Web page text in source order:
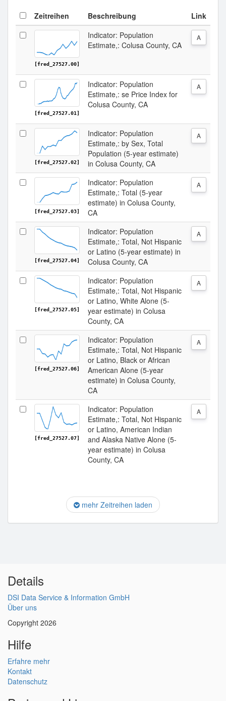
Zeitreihen Beschreibung Link
[fred_27527.00]
Indicator: Population
Estimate,: Colusa County, CA
A
[fred_27527.01]
Indicator: Population
Estimate,: se Price Index for
Colusa County, CA
A
[fred_27527.02]
Indicator: Population
Estimate,: by Sex, Total
Population (5-year estimate)
in Colusa County, CA
A
[fred_27527.03]
Indicator: Population
Estimate,: Total (5-year
estimate) in Colusa County,
CA
A
[fred_27527.04]
Indicator: Population
Estimate,: Total, Not Hispanic
or Latino (5-year estimate) in
Colusa County, CA
A
[fred_27527.05]
Indicator: Population
Estimate,: Total, Not Hispanic
or Latino, White Alone (5-
year estimate) in Colusa
County, CA
A
[fred_27527.06]
Indicator: Population
Estimate,: Total, Not Hispanic
or Latino, Black or African
American Alone (5-year
estimate) in Colusa County,
CA
A
[fred_27527.07]
Indicator: Population
Estimate,: Total, Not Hispanic
or Latino, American Indian
and Alaska Native Alone (5-
year estimate) in Colusa
County, CA
A
mehr Zeitreihen laden
Details
DSI Data Service & Information GmbH
Über uns
Copyright 2026
Hilfe
Erfahre mehr
Kontakt
Datenschutz